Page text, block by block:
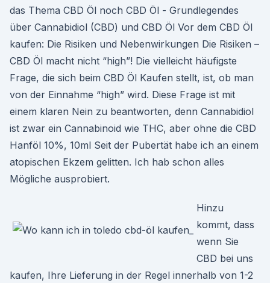
das Thema CBD Öl noch CBD Öl - Grundlegendes
über Cannabidiol (CBD) und CBD Öl Vor dem CBD Öl
kaufen: Die Risiken und Nebenwirkungen Die Risiken –
CBD Öl macht nicht “high”! Die vielleicht häufigste
Frage, die sich beim CBD Öl Kaufen stellt, ist, ob man
von der Einnahme “high” wird. Diese Frage ist mit
einem klaren Nein zu beantworten, denn Cannabidiol
ist zwar ein Cannabinoid wie THC, aber ohne die CBD
Hanföl 10%, 10ml Seit der Pubertät habe ich an einem
atopischen Ekzem gelitten. Ich hab schon alles
Mögliche ausprobiert.
Hinzu
kommt, dass
wenn Sie
CBD bei uns
kaufen, Ihre Lieferung in der Regel innerhalb von 1-2